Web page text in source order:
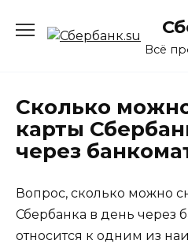
содержанию
Всё
Сколько
карты
через
Вопрос, сколько можно
Сбербанка в день через
относится к одним из